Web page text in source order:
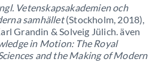
Vetenskapsakademien och
samhället(Stockholm, 2018),
Grandin & Solveig Jülich. även
in Motion: The Royal
and the Making of Modern